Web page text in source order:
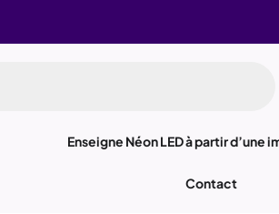
Enseigne Néon LED à partir d’une
Contact